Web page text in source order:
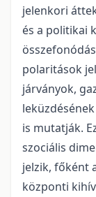
jelenkori
és a politikai
polaritások
járványok,
is mutatják.
szociális
jelzik, főként
központi